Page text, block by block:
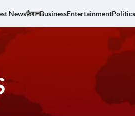
Newsफ़ैशनBusinessEntertainmentPolitics